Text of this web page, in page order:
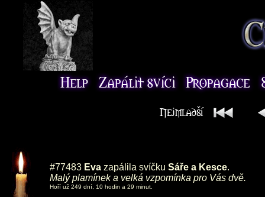
#77483 Eva zapálila svíčku Sáře a Kesce.
Malý plamínek a velká vzpomínka pro Vás dvě.
Hoří už 249 dní, 10 hodin a 29 minut.